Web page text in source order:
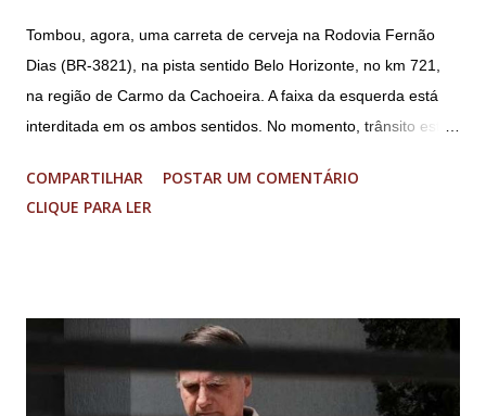
Tombou, agora, uma carreta de cerveja na Rodovia Fernão
Dias (BR-3821), na pista sentido Belo Horizonte, no km 721,
na região de Carmo da Cachoeira. A faixa da esquerda está
interditada em os ambos sentidos. No momento, trânsito está
Imagens @transitofernaodias *Por Sebastião Filho
COMPARTILHAR
POSTAR UM COMENTÁRIO
CLIQUE PARA LER